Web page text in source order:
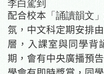
李白駕到
配合校本 「誦讀韻文
氛，中文科定期安排
層，入課室與同學背
期，會有中央廣播預